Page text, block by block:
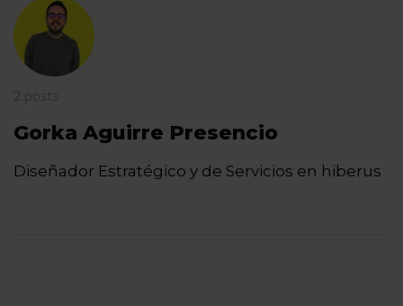
2 posts
Gorka Aguirre Presencio
Diseñador Estratégico y de Servicios en hiberus